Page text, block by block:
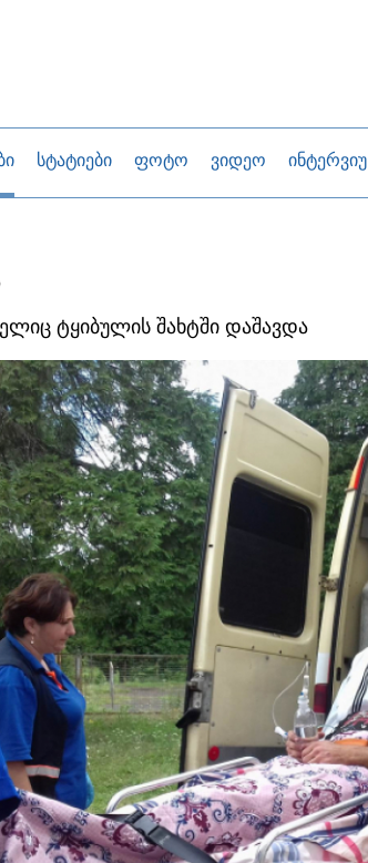
სტატიები ფოტო ვიდეო ინტერვიუ
ტყიბულის შახტში დაშავდა